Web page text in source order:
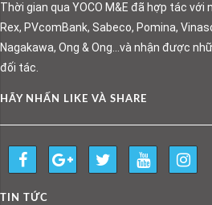
Thời gian qua YOCO M&E đã hợp tác với
Rex, PVcomBank, Sabeco, Pomina,
Nagakawa, Ong & Ong…và nhận được
đối tác.
HÃY NHẤN LIKE VÀ SHARE
TIN TỨC